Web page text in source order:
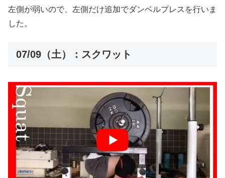
左側が弱いので、左側だけ追加でダンベルプレスを行いま
した。
07/09（土）：スクワット